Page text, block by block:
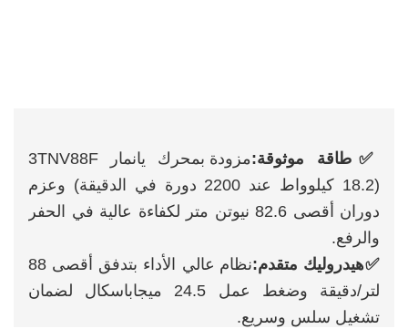
✅طاقة موثوقة:
مزودة بمحرك يانمار 3TNV88F
(18.2 كيلوواط عند 2200 دورة في الدقيقة) وعزم
دوران أقصى 82.6 نيوتن متر لكفاءة عالية في الحفر
والرفع.
✅هيدروليك متقدم:
نظام عالي الأداء بتدفق أقصى 88
لتر/دقيقة وضغط عمل 24.5 ميجاباسكال لضمان
تشغيل سلس وسريع.